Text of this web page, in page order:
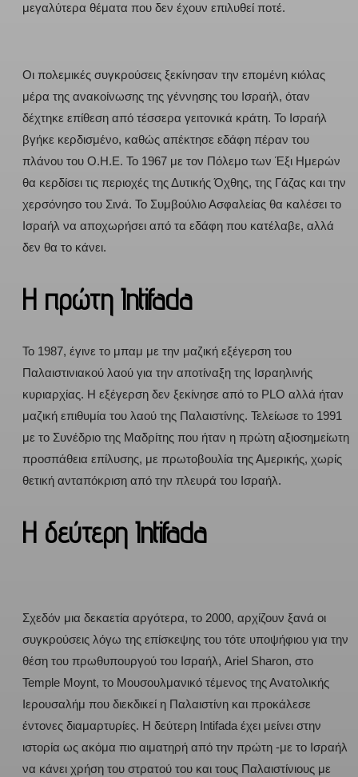
μεγαλύτερα θέματα που δεν έχουν επιλυθεί ποτέ.
Οι πολεμικές συγκρούσεις ξεκίνησαν την επομένη κιόλας
μέρα της ανακοίνωσης της γέννησης του Ισραήλ, όταν
δέχτηκε επίθεση από τέσσερα γειτονικά κράτη. Το Ισραήλ
βγήκε κερδισμένο, καθώς απέκτησε εδάφη πέραν του
πλάνου του Ο.Η.Ε. Το 1967 με τον Πόλεμο των Έξι Ημερών
θα κερδίσει τις περιοχές της Δυτικής Όχθης, της Γάζας και την
χερσόνησο του Σινά. Το Συμβούλιο Ασφαλείας θα καλέσει το
Ισραήλ να αποχωρήσει από τα εδάφη που κατέλαβε, αλλά
δεν θα το κάνει.
Η πρώτη Intifada
To 1987, έγινε το μπαμ με την μαζική εξέγερση του
Παλαιστινιακού λαού για την αποτίναξη της Ισραηλινής
κυριαρχίας. Η εξέγερση δεν ξεκίνησε από το PLO αλλά ήταν
μαζική επιθυμία του λαού της Παλαιστίνης. Τελείωσε το 1991
με το Συνέδριο της Μαδρίτης που ήταν η πρώτη αξιοσημείωτη
προσπάθεια επίλυσης, με πρωτοβουλία της Αμερικής, χωρίς
θετική ανταπόκριση από την πλευρά του Ισραήλ.
Η δεύτερη Intifada
Σχεδόν μια δεκαετία αργότερα, το 2000, αρχίζουν ξανά οι
συγκρούσεις λόγω της επίσκεψης του τότε υποψήφιου για την
θέση του πρωθυπουργού του Ισραήλ, Ariel Sharon, στο
Temple Moynt, το Μουσουλμανικό τέμενος της Ανατολικής
Ιερουσαλήμ που διεκδικεί η Παλαιστίνη και προκάλεσε
έντονες διαμαρτυρίες. Η δεύτερη Intifada έχει μείνει στην
ιστορία ως ακόμα πιο αιματηρή από την πρώτη -με το Ισραήλ
να κάνει χρήση του στρατού του και τους Παλαιστίνιους με